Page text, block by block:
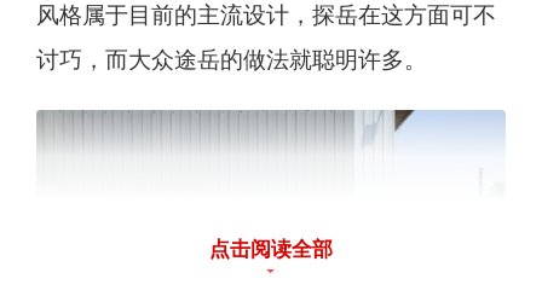
风格属于目前的主流设计，探岳在这方面可不
讨巧，而大众途岳的做法就聪明许多。
点击阅读全部